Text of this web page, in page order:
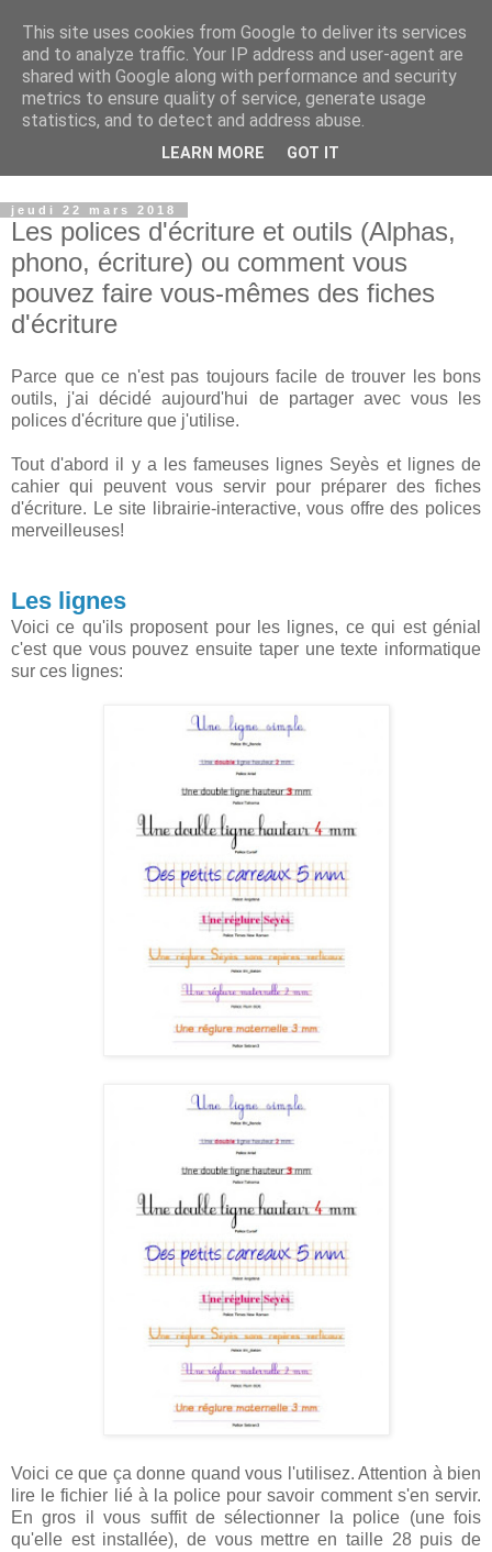
Petits génies en herbe
Blog parental vous présentant nos choix de vie que ce soit
dans le domaine de l'instruction, de nos voyages ou des
produits que nous proposons à nos enfants.
jeudi 22 mars 2018
Les polices d'écriture et outils (Alphas,
phono, écriture) ou comment vous
pouvez faire vous-mêmes des fiches
d'écriture
Parce que ce n'est pas toujours facile de trouver les bons
outils, j'ai décidé aujourd'hui de partager avec vous les
polices d'écriture que j'utilise.
Tout d'abord il y a les fameuses lignes Seyès et lignes de
cahier qui peuvent vous servir pour préparer des fiches
d'écriture. Le site librairie-interactive, vous offre des polices
merveilleuses!
Les lignes
Voici ce qu'ils proposent pour les lignes, ce qui est génial
c'est que vous pouvez ensuite taper une texte informatique
sur ces lignes:
Voici ce que ça donne quand vous l'utilisez. Attention à bien
lire le fichier lié à la police pour savoir comment s'en servir.
En gros il vous suffit de sélectionner la police (une fois
qu'elle est installée), de vous mettre en taille 28 puis de
This site uses cookies from Google to deliver its services
and to analyze traffic. Your IP address and user-agent are
shared with Google along with performance and security
metrics to ensure quality of service, generate usage
statistics, and to detect and address abuse.
LEARN MORE GOT IT